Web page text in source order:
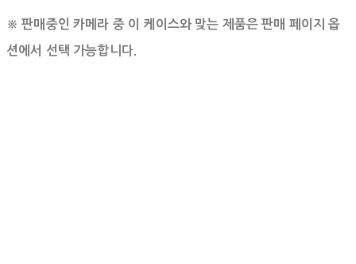
※ 판매중인 카메라 중 이 케이스와 맞는 제품은 판매 페이지 옵
션에서 선택 가능합니다.